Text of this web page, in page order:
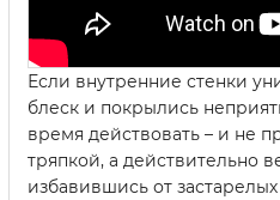
Если внутренние стенки
блеск и покрылись
время действовать – и не
тряпкой, а действительно
избавившись от